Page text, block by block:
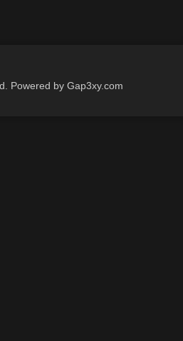
Powered by Gap3xy.com